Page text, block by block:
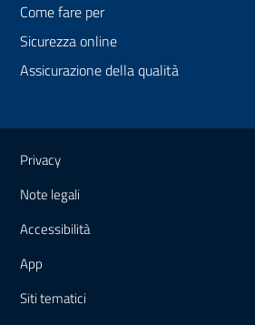
Come fare per
Sicurezza online
Assicurazione della qualità
Link e informazioni
Privacy
Note legali
Accessibilità
App
Siti tematici